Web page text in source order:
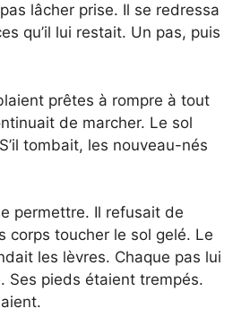
lâcher prise. Il se redressa
qu’il lui restait. Un pas, puis
prêtes à rompre à tout
de marcher. Le sol
tombait, les nouveau-nés
permettre. Il refusait de
corps toucher le sol gelé. Le
les lèvres. Chaque pas lui
Ses pieds étaient trempés.